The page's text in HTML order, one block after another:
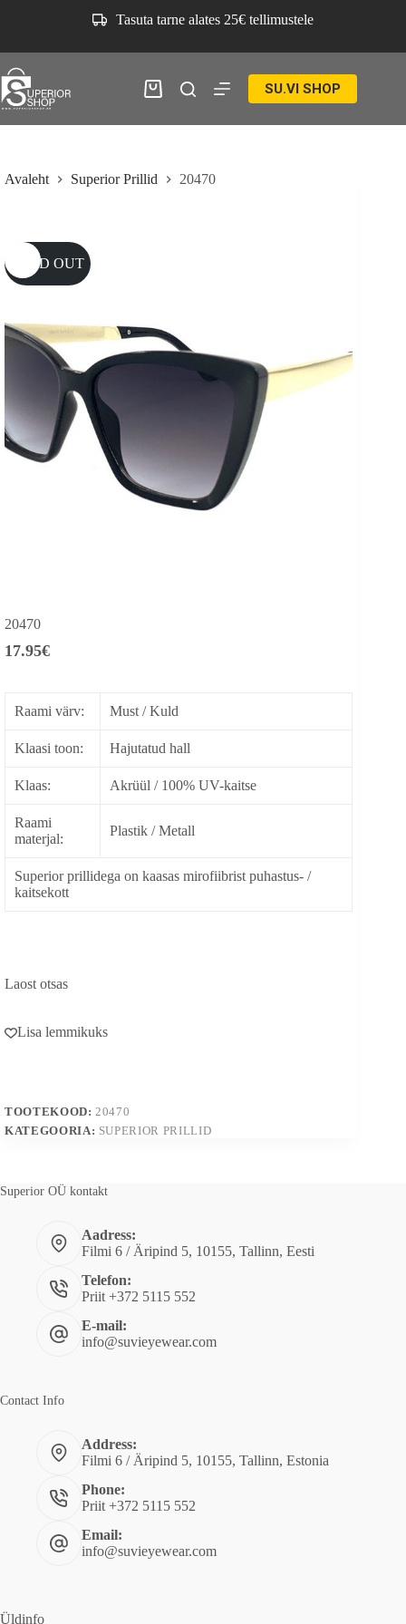
Tasuta tarne alates 25€ tellimustele
Ostukorv SU.VI SHOP
Avaleht Superior Prillid 20470
SOLD OUT
20470
17.95€
Raami värv: Must / Kuld
Klaasi toon: Hajutatud hall
Klaas: Akrüül / 100% UV-kaitse
Raami
materjal:
Plastik / Metall
Superior prillidega on kaasas mirofiibrist puhastus- /
kaitsekott
Laost otsas
Lisa lemmikuks
TOOTEKOOD: 20470
KATEGOORIA: SUPERIOR PRILLID
Superior OÜ kontakt
Aadress:
Filmi 6 / Äripind 5, 10155, Tallinn, Eesti
Telefon:
Priit +372 5115 552
E-mail:
info@suvieyewear.com
Contact Info
Address:
Filmi 6 / Äripind 5, 10155, Tallinn, Estonia
Phone:
Priit +372 5115 552
Email:
info@suvieyewear.com
Üldinfo